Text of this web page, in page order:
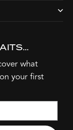
what
your first